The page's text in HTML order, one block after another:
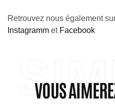
Retrouvez nous également
Instagramm et Facebook
VOUS